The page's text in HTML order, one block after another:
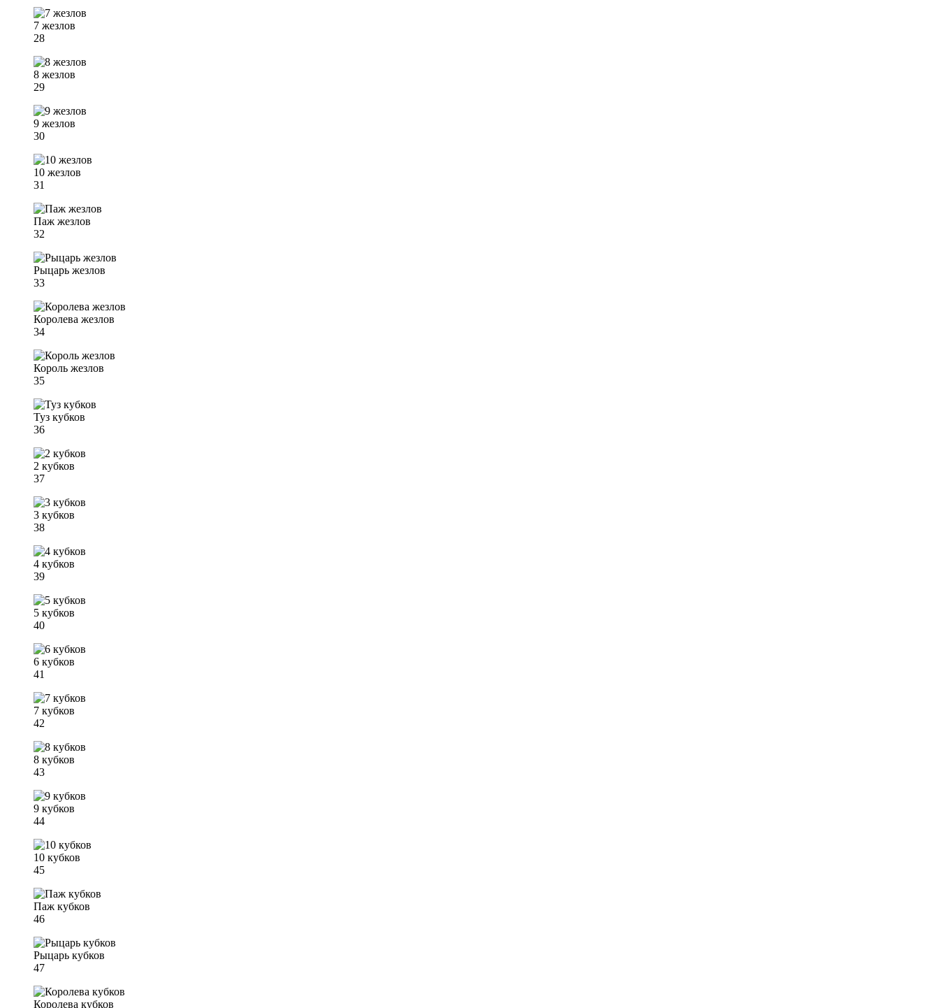
7 жезлов
28
8 жезлов
29
9 жезлов
30
10 жезлов
31
Паж жезлов
32
Рыцарь жезлов
33
Королева жезлов
34
Король жезлов
35
Туз кубков
36
2 кубков
37
3 кубков
38
4 кубков
39
5 кубков
40
6 кубков
41
7 кубков
42
8 кубков
43
9 кубков
44
10 кубков
45
Паж кубков
46
Рыцарь кубков
47
Королева кубков